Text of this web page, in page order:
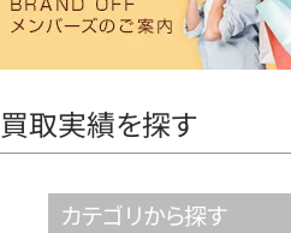
ヤ
買取実績を探す
カテゴリから探す